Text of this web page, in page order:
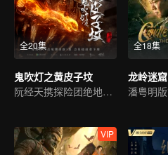
全20集
鬼吹灯之黄皮子坟
阮经天携探险团绝地求生
全18集
龙岭迷窟
VIP